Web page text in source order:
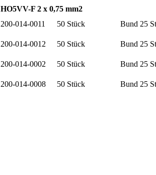
HO5VV-F 2 x 0,75 mm2
200-014-0011 50 Stück
Bund 25
200-014-0012 50 Stück
Bund 25
200-014-0002 50 Stück
Bund 25
200-014-0008 50 Stück Bund 25